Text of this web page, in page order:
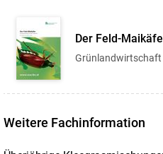
Der Feld-
Grünlandwirtschaft
Weitere Fachinformation